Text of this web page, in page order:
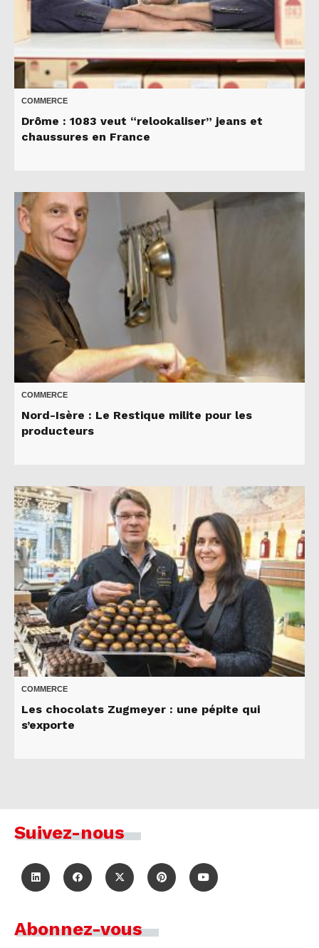
COMMERCE
Drôme : 1083 veut “relookaliser” jeans et
chaussures en France
COMMERCE
Nord-Isère : Le Restique milite pour les
producteurs
COMMERCE
Les chocolats Zugmeyer : une pépite qui
s’exporte
Suivez-nous
Abonnez-vous